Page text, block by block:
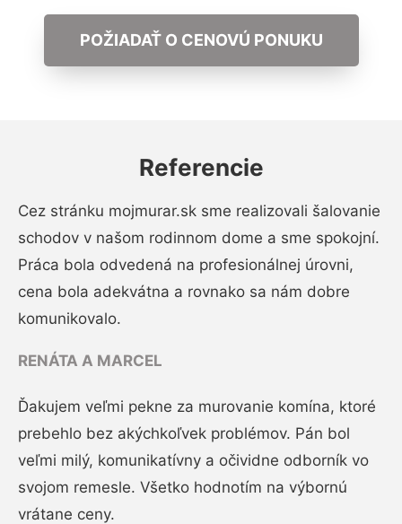
POŽIADAŤ O CENOVÚ PONUKU
Referencie
Cez stránku mojmurar.sk sme realizovali šalovanie
schodov v našom rodinnom dome a sme spokojní.
Práca bola odvedená na profesionálnej úrovni,
cena bola adekvátna a rovnako sa nám dobre
komunikovalo.
RENÁTA A MARCEL
Ďakujem veľmi pekne za murovanie komína, ktoré
prebehlo bez akýchkoľvek problémov. Pán bol
veľmi milý, komunikatívny a očividne odborník vo
svojom remesle. Všetko hodnotím na výbornú
vrátane ceny.